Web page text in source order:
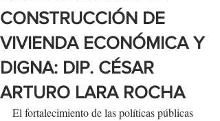
CONSTRUCCIÓN DE
VIVIENDA ECONÓMICA Y
DIGNA: DIP. CÉSAR
ARTURO LARA ROCHA
El fortalecimiento de las políticas públicas